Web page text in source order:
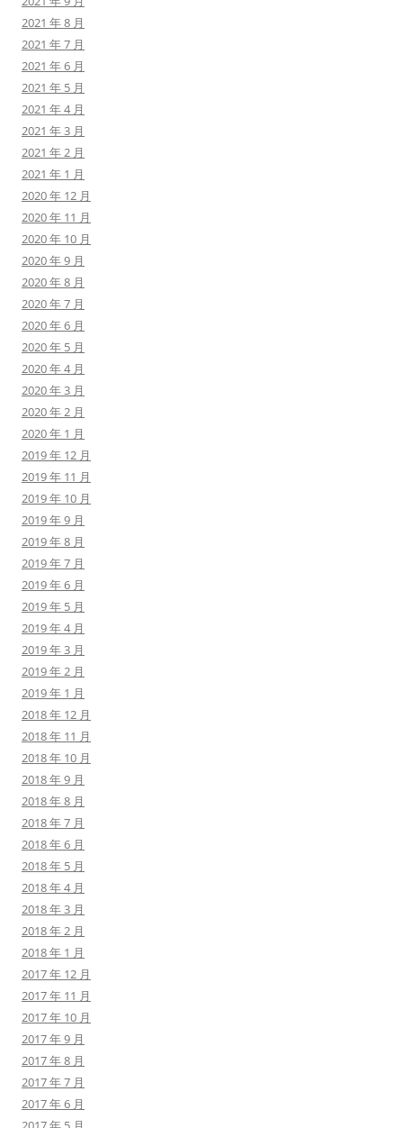
2021 年 8 月
2021 年 7 月
2021 年 6 月
2021 年 5 月
2021 年 4 月
2021 年 3 月
2021 年 2 月
2021 年 1 月
2020 年 12 月
2020 年 11 月
2020 年 10 月
2020 年 9 月
2020 年 8 月
2020 年 7 月
2020 年 6 月
2020 年 5 月
2020 年 4 月
2020 年 3 月
2020 年 2 月
2020 年 1 月
2019 年 12 月
2019 年 11 月
2019 年 10 月
2019 年 9 月
2019 年 8 月
2019 年 7 月
2019 年 6 月
2019 年 5 月
2019 年 4 月
2019 年 3 月
2019 年 2 月
2019 年 1 月
2018 年 12 月
2018 年 11 月
2018 年 10 月
2018 年 9 月
2018 年 8 月
2018 年 7 月
2018 年 6 月
2018 年 5 月
2018 年 4 月
2018 年 3 月
2018 年 2 月
2018 年 1 月
2017 年 12 月
2017 年 11 月
2017 年 10 月
2017 年 9 月
2017 年 8 月
2017 年 7 月
2017 年 6 月